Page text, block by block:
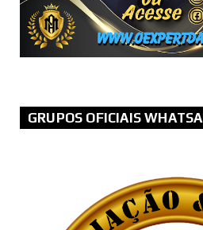
GRUPOS OFICIAIS